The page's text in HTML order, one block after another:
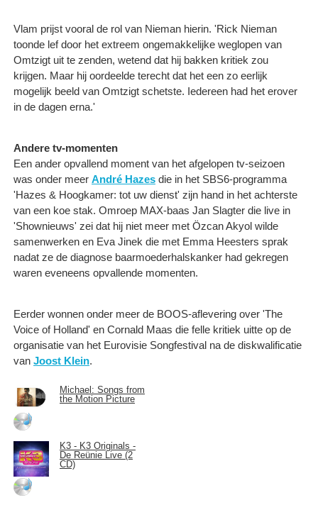
Vlam prijst vooral de rol van Nieman hierin. 'Rick Nieman
toonde lef door het extreem ongemakkelijke weglopen van
Omtzigt uit te zenden, wetend dat hij bakken kritiek zou
krijgen. Maar hij oordeelde terecht dat het een zo eerlijk
mogelijk beeld van Omtzigt schetste. Iedereen had het erover
in de dagen erna.'
Andere tv-momenten
Een ander opvallend moment van het afgelopen tv-seizoen
was onder meer André Hazes die in het SBS6-programma
'Hazes & Hoogkamer: tot uw dienst' zijn hand in het achterste
van een koe stak. Omroep MAX-baas Jan Slagter die live in
'Shownieuws' zei dat hij niet meer met Özcan Akyol wilde
samenwerken en Eva Jinek die met Emma Heesters sprak
nadat ze de diagnose baarmoederhalskanker had gekregen
waren eveneens opvallende momenten.
Eerder wonnen onder meer de BOOS-aflevering over 'The
Voice of Holland' en Cornald Maas die felle kritiek uitte op de
organisatie van het Eurovisie Songfestival na de diskwalificatie
van Joost Klein.
Michael: Songs from
the Motion Picture
K3 - K3 Originals -
De Reünie Live (2
CD)